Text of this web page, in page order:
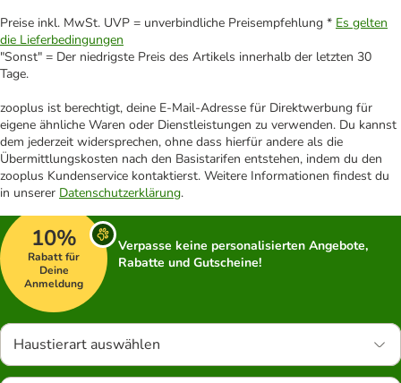
Preise inkl. MwSt. UVP = unverbindliche Preisempfehlung * Es gelten
die Lieferbedingungen
"Sonst" = Der niedrigste Preis des Artikels innerhalb der letzten 30
Tage.
zooplus ist berechtigt, deine E-Mail-Adresse für Direktwerbung für
eigene ähnliche Waren oder Dienstleistungen zu verwenden. Du kannst
dem jederzeit widersprechen, ohne dass hierfür andere als die
Übermittlungskosten nach den Basistarifen entstehen, indem du den
zooplus Kundenservice kontaktierst. Weitere Informationen findest du
in unserer Datenschutzerklärung.
10%
Rabatt für
Deine
Anmeldung
Verpasse keine personalisierten Angebote,
Rabatte und Gutscheine!
Haustierart auswählen